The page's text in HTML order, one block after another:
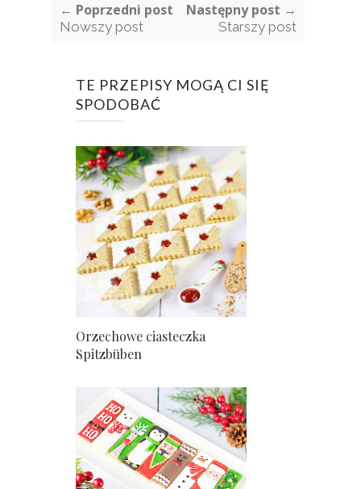
← Poprzedni post
Nowszy post
Następny post →
Starszy post
TE PRZEPISY MOGĄ CI SIĘ
SPODOBAĆ
Orzechowe ciasteczka
Spitzbüben